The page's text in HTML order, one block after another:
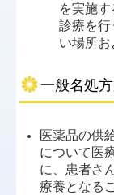
を実施
診療を行
い場所お
一般名処
医薬品の供
について医
に、患者さ
療養となる